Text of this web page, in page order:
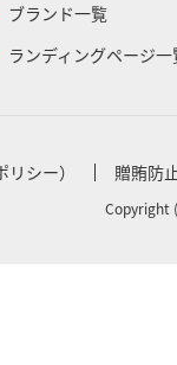
ブランド一覧
ランディングページ一
シー） 贈賄防
Copyright